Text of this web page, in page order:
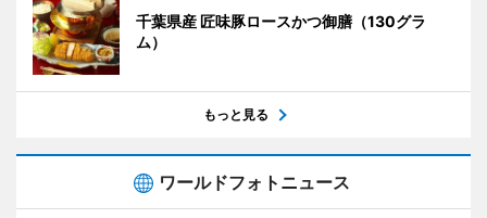
千葉県産 匠味豚ロースかつ御膳（130グラ
ム）
もっと見る
ワールドフォトニュース